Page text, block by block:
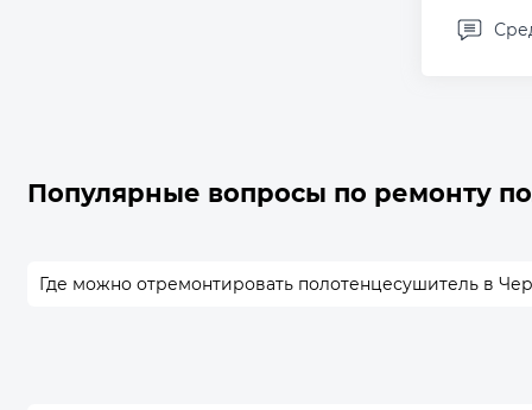
Популярные вопросы по ремонту
Где можно отремонтировать полотенцесушитель в